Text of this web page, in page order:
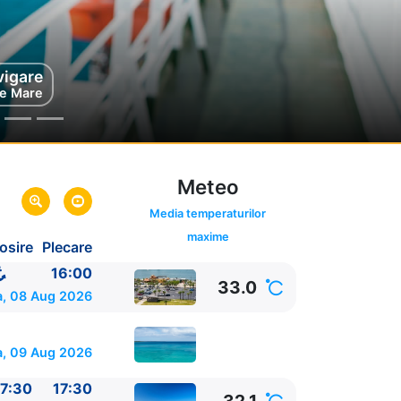
Mare
SUA
SUA
Plecare
Meteo
Media temperaturilor
maxime
16:00
08 Aug 2026 33.0
09 Aug 2026
17:30